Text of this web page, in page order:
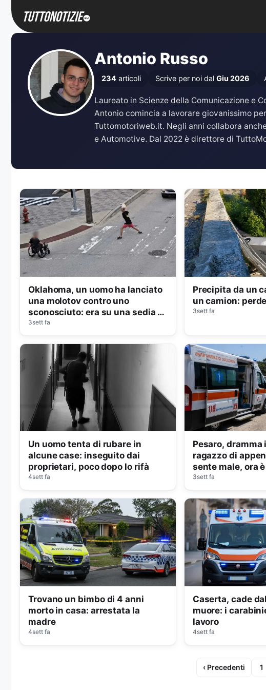
contenuto
Antonio Russo
234 articoli Scrive per noi dal Giu 2026
Laureato in Scienze della Comunicazione e
Antonio comincia a lavorare giovanissimo
Tuttomotoriweb.it. Negli anni collabora
e Automotive. Dal 2022 è direttore di
Oklahoma, un uomo ha lanciato
una molotov contro uno
sconosciuto: era su una sedia a
rotelle
3sett fa
Precipita da un
un camion:
3sett fa
Un uomo tenta di rubare in
alcune case: inseguito dai
proprietari, poco dopo lo rifà
4sett fa
Pesaro, dramma
ragazzo di
sente male, ora
3sett fa
Trovano un bimbo di 4 anni
morto in casa: arrestata la
madre
4sett fa
Caserta, cade
muore: i
lavoro
4sett fa
‹ Precedenti 1